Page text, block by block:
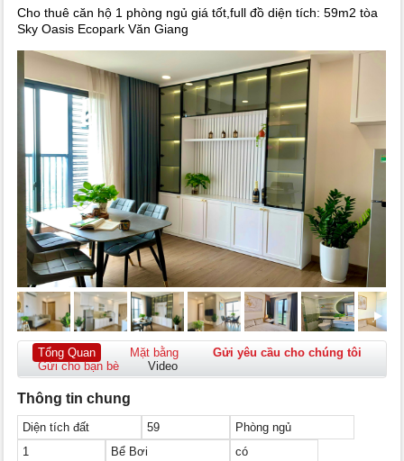
Cho thuê căn hộ 1 phòng ngủ giá tốt,full đồ diện tích: 59m2 tòa
Sky Oasis Ecopark Văn Giang
Tổng Quan Mặt bằng
Gửi yêu cầu cho chúng tôi
Gửi cho bạn bè
Video
Thông tin chung
Diện tích đất 59
Phòng ngủ
1
Bể Bơi
có